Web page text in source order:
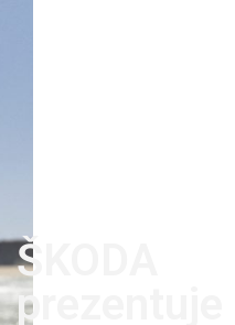
ŠKODA
prezentuje